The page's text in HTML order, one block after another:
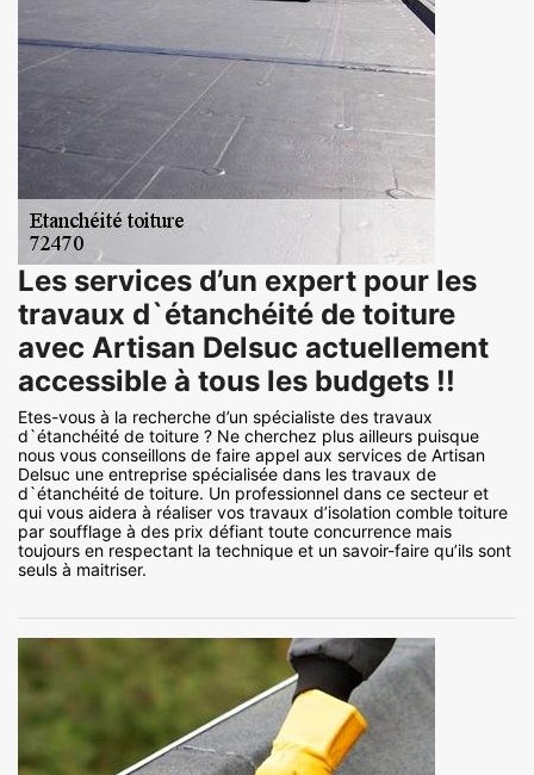
Les services d’un expert pour les
travaux d`étanchéité de toiture
avec Artisan Delsuc actuellement
accessible à tous les budgets !!
Etes-vous à la recherche d’un spécialiste des travaux
d`étanchéité de toiture ? Ne cherchez plus ailleurs puisque
nous vous conseillons de faire appel aux services de Artisan
Delsuc une entreprise spécialisée dans les travaux de
d`étanchéité de toiture. Un professionnel dans ce secteur et
qui vous aidera à réaliser vos travaux d’isolation comble toiture
par soufflage à des prix défiant toute concurrence mais
toujours en respectant la technique et un savoir-faire qu’ils sont
seuls à maitriser.